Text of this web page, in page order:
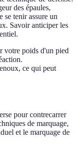
des épaules,
se tenir assure un
Savoir anticiper les
votre poids d'un pied
ce qui peut
pour contrecarrer
de marquage,
et le marquage de